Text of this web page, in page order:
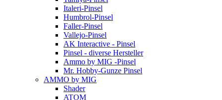
Italeri-Pinsel
Humbrol-Pinsel
Faller-Pinsel
Vallejo-Pinsel
AK Interactive - Pinsel
Pinsel - diverse Hersteller
Ammo by MIG -Pinsel
Mr. Hobby-Gunze Pinsel
AMMO by MIG
Shader
ATOM